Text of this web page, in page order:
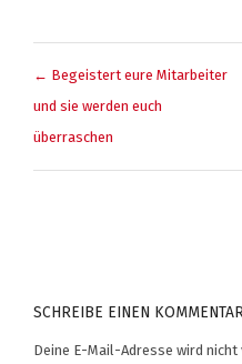
← Begeistert eure Mitarbeiter
und sie werden euch
überraschen
SCHREIBE EINEN
Deine E-Mail-Adresse wird